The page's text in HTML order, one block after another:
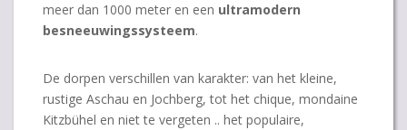
meer dan 1000 meter en een ultramodern
besneeuwingssysteem.
De dorpen verschillen van karakter: van het kleine,
rustige Aschau en Jochberg, tot het chique, mondaine
Kitzbühel en niet te vergeten .. het populaire,